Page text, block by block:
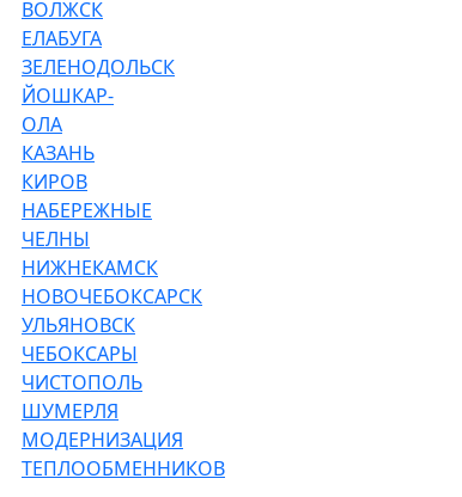
ВОЛЖСК
ЕЛАБУГА
ЗЕЛЕНОДОЛЬСК
ЙОШКАР-
ОЛА
КАЗАНЬ
КИРОВ
НАБЕРЕЖНЫЕ
ЧЕЛНЫ
НИЖНЕКАМСК
НОВОЧЕБОКСАРСК
УЛЬЯНОВСК
ЧЕБОКСАРЫ
ЧИСТОПОЛЬ
ШУМЕРЛЯ
МОДЕРНИЗАЦИЯ
ТЕПЛООБМЕННИКОВ